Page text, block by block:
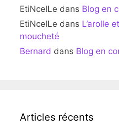
EtiNcelLe dans Blog en
EtiNcelLe dans L’arolle
moucheté
Bernard dans Blog en
Articles récents